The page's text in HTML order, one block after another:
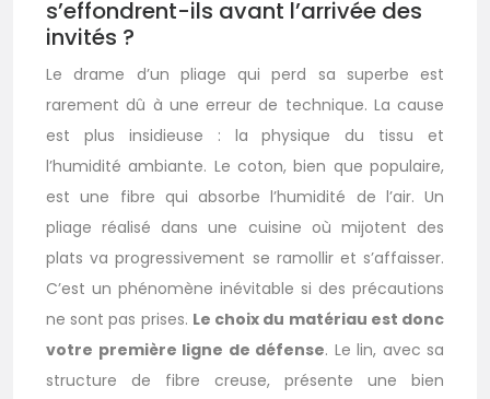
s’effondrent-ils avant l’arrivée des
invités ?
Le drame d’un pliage qui perd sa superbe est
rarement dû à une erreur de technique. La cause
est plus insidieuse : la physique du tissu et
l’humidité ambiante. Le coton, bien que populaire,
est une fibre qui absorbe l’humidité de l’air. Un
pliage réalisé dans une cuisine où mijotent des
plats va progressivement se ramollir et s’affaisser.
C’est un phénomène inévitable si des précautions
ne sont pas prises. Le choix du matériau est donc
votre première ligne de défense. Le lin, avec sa
structure de fibre creuse, présente une bien